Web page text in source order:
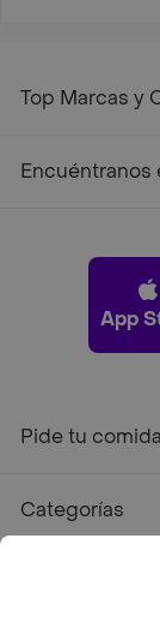
Top Marcas y
Encuéntranos
App
Pide tu
Categorías